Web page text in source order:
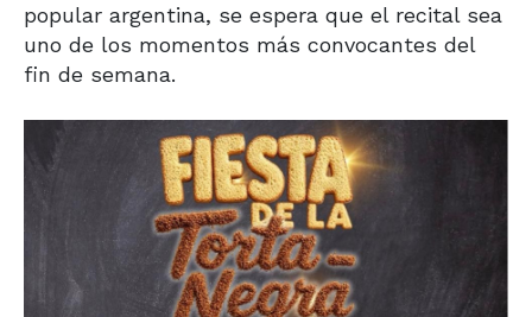
popular argentina, se espera que el recital sea
uno de los momentos más convocantes del
fin de semana.